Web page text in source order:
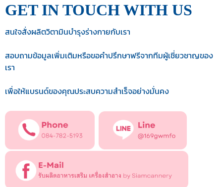
GET IN TOUCH WITH US
สนใจสั่งผลิตวิตามินบำรุงร่างกายกับเรา
สอบถามข้อมูลเพิ่มเติมหรือขอคำปรึกษาฟรีจากทีมผู้เชี่ยวชาญของ
เรา
เพื่อให้แบรนด์ของคุณประสบความสำเร็จอย่างมั่นคง